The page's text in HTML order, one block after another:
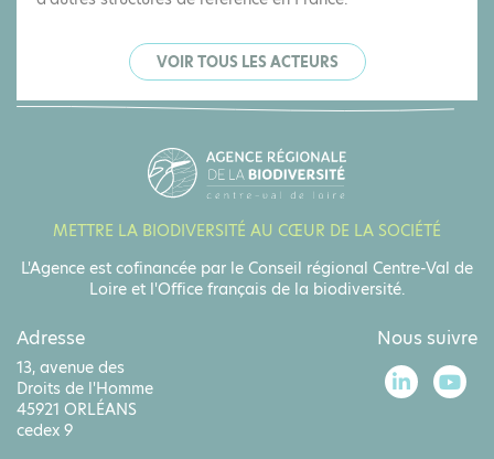
VOIR TOUS LES ACTEURS
Adresse
13, avenue des
Droits de l'Homme
45921 ORLÉANS
cedex 9
Nous suivre
METTRE LA BIODIVERSITÉ AU CŒUR DE LA SOCIÉTÉ
L'Agence est cofinancée par le Conseil régional Centre-Val de
Loire et l'Office français de la biodiversité.